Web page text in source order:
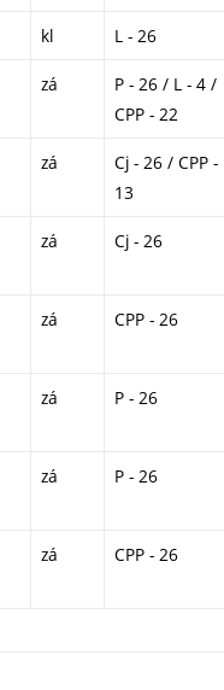
kl L - 26
zá
P - 26 / L - 4 /
CPP - 22
zá
Cj - 26 / CPP -
13
zá Cj - 26
zá CPP - 26
zá P - 26
zá P - 26
zá CPP - 26